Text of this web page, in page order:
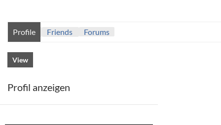
Profile Friends Forums
View
Profil anzeigen